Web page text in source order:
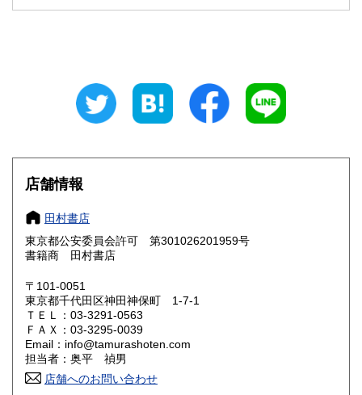
180円 三重県
大阪府
奈良県
鳥取県 180円 島根県
岡山県
山口県 180円
香川県
高知県 180円
店舗情報
田村書店
東京都公安委員会許可 第301026201959号
書籍商 田村書店
〒101-0051
東京都千代田区神田神保町 1-7-1
ＴＥＬ：03-3291-0563
ＦＡＸ：03-3295-0039
Email：info@tamurashoten.com
担当者：奥平 禎男
店舗へのお問い合わせ